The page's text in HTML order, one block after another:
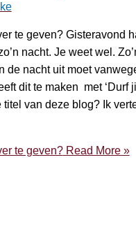
te geven? Gisteravond
nacht. Je weet wel.
de nacht uit moet
dit te maken met ‘Durf
titel van deze blog? Ik
te geven?Read More »